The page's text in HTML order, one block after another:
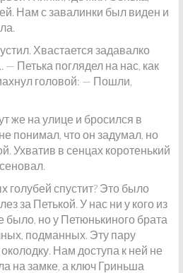
Нам с завалинки был виден и
Хвастается задавалко
— Петька поглядел на нас, как
головой: — Пошли,
же на улице и бросился в
понимал, что он задумал, но
Ухватив в сенцах коротенький
спустит? Это было
за Петькой. У нас ни у кого из
было, но у Петюнькиного брата
подманных. Эту пару
Нам доступа к ней не
на замке, а ключ Гриньша